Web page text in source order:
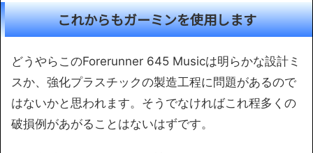
これからもガーミンを使用します
どうやらこのForerunner 645 Musicは明らかな設計ミ
スか、強化プラスチックの製造工程に問題があるので
はないかと思われます。そうでなければこれ程多くの
破損例があがることはないはずです。